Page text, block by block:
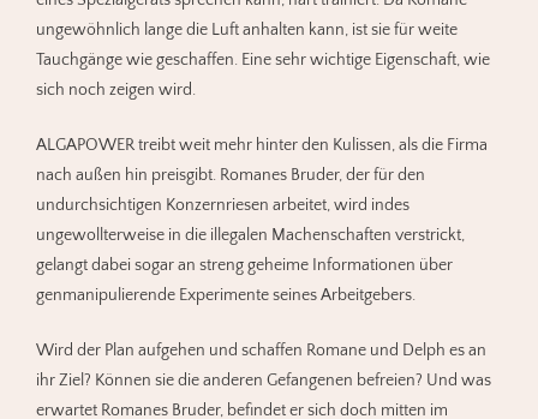
ungewöhnlich lange die Luft anhalten kann, ist sie für weite
Tauchgänge wie geschaffen. Eine sehr wichtige Eigenschaft, wie
sich noch zeigen wird.
ALGAPOWER treibt weit mehr hinter den Kulissen, als die Firma
nach außen hin preisgibt. Romanes Bruder, der für den
undurchsichtigen Konzernriesen arbeitet, wird indes
ungewollterweise in die illegalen Machenschaften verstrickt,
gelangt dabei sogar an streng geheime Informationen über
genmanipulierende Experimente seines Arbeitgebers.
Wird der Plan aufgehen und schaffen Romane und Delph es an
ihr Ziel? Können sie die anderen Gefangenen befreien? Und was
erwartet Romanes Bruder, befindet er sich doch mitten im